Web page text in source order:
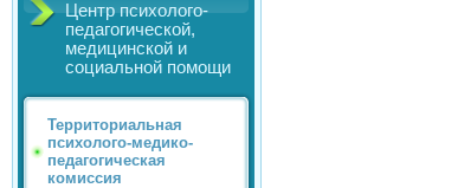
Центр психолого-
педагогической,
медицинской и
социальной помощи
Территориальная
психолого-медико-
педагогическая
комиссия